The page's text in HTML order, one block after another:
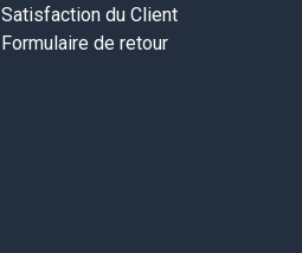
Satisfaction du Client
Formulaire de retour